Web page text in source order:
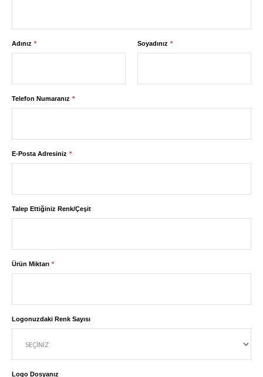
Adınız Soyadınız
Telefon Numaranız
E-Posta Adresiniz
Talep Ettiğiniz Renk/Çeşit
Ürün Miktarı
Logonuzdaki Renk Sayısı
Logo Dosyanız